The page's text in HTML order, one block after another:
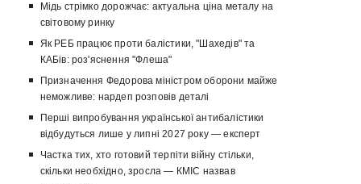
Мідь стрімко дорожчає: актуальна ціна металу на
світовому ринку
Як РЕБ працює проти балістики, "Шахедів" та
КАБів: роз'яснення "Флеша"
Призначення Федорова міністром оборони майже
неможливе: нардеп розповів деталі
Перші випробування української антибалістики
відбудуться лише у липні 2027 року — експерт
Частка тих, хто готовий терпіти війну стільки,
скільки необхідно, зросла — КМІС назвав